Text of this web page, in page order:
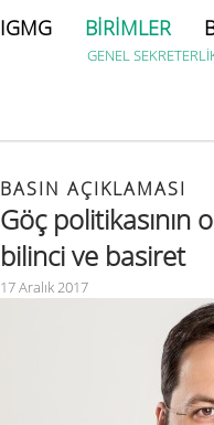
IGMG BİRİMLER
GENEL
BASIN AÇIKLAMASI
Göç politikasının
bilinci ve basiret
17 Aralık 2017